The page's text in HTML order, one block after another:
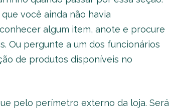
você ainda não havia
algum item, anote e procure
Ou pergunte a um dos funcionários
de produtos disponíveis no
pelo perímetro externo da loja. Será